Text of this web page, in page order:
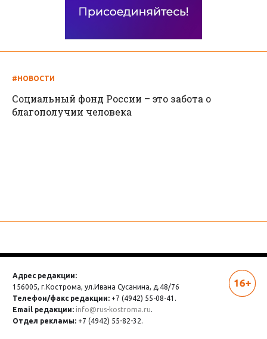
#НОВОСТИ
Социальный фонд России – это забота о
благополучии человека
Адрес редакции:
156005, г.Кострома, ул.Ивана Сусанина, д.48/76
Телефон/факс редакции: +7 (4942) 55-08-41.
Email редакции: info@rus-kostroma.ru.
Отдел рекламы: +7 (4942) 55-82-32.